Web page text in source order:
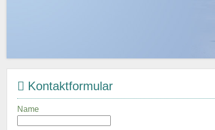
Kontaktformular
Name